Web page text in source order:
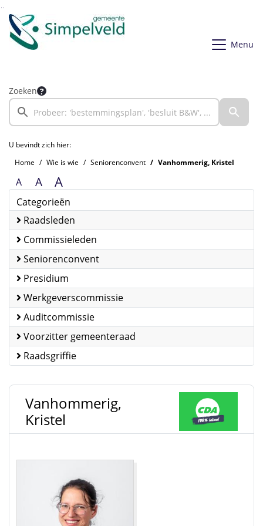
Ga naar de inhoud van deze pagina
Ga naar het zoeken
Ga naar het menu
Menu
Zoeken
U bevindt zich hier:
Home
Wie is wie Seniorenconvent Vanhommerig, Kristel
A A A
Categorieën
Raadsleden
Commissieleden
Seniorenconvent
Presidium
Werkgeverscommissie
Auditcommissie
Voorzitter gemeenteraad
Raadsgriffie
Vanhommerig,
Kristel